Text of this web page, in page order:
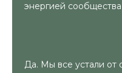
энергией сообщества
Да. Мы все устали от